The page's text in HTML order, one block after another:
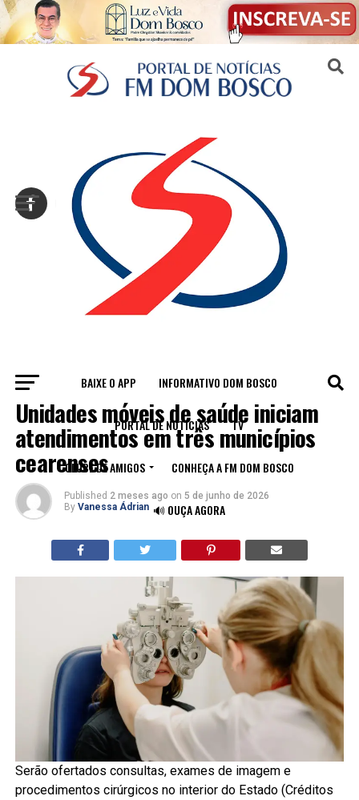
BAIXE O APP INFORMATIVO DOM BOSCO
PORTAL DE NOTÍCIAS TV
CLUBE DE AMIGOS CONHEÇA A FM DOM BOSCO
🔊 OUÇA AGORA
CEARÁ
Unidades móveis de saúde iniciam
atendimentos em três municípios
cearenses
Published 2 meses ago on 5 de junho de 2026
By Vanessa Ádrian
Serão ofertados consultas, exames de imagem e
procedimentos cirúrgicos no interior do Estado (Créditos
Sair da versão mobile